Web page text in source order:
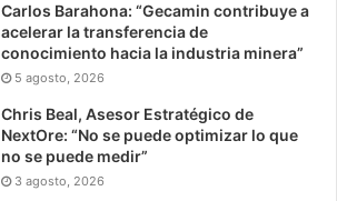
Carlos Barahona: “Gecamin contribuye a
acelerar la transferencia de
conocimiento hacia la industria minera”
5 agosto, 2026
Chris Beal, Asesor Estratégico de
NextOre: “No se puede optimizar lo que
no se puede medir”
3 agosto, 2026